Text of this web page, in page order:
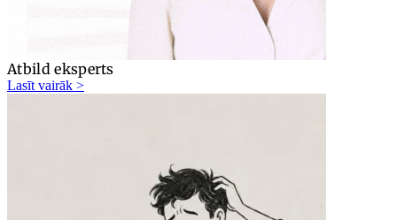
Atbild eksperts
Lasīt vairāk >